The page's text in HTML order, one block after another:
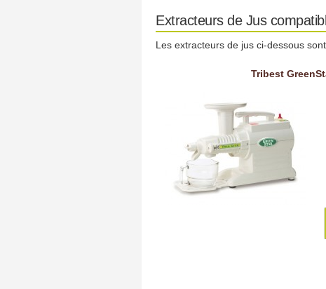
Extracteurs de Jus
Les extracteurs de jus ci-dessous
Tribest